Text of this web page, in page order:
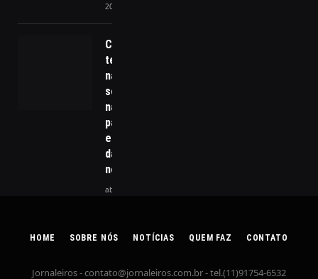
2024
Ciência e
tecnologia
na
soberania
nacional: o
papel
estratégico
da inovação
no Brasil
abril 30, 2026
HOME SOBRE NÓS NOTÍCIAS QUEM FAZ CONTATO
Jornaleiros -contato@jornaleiros.com.br- tel.(11)91754-6532